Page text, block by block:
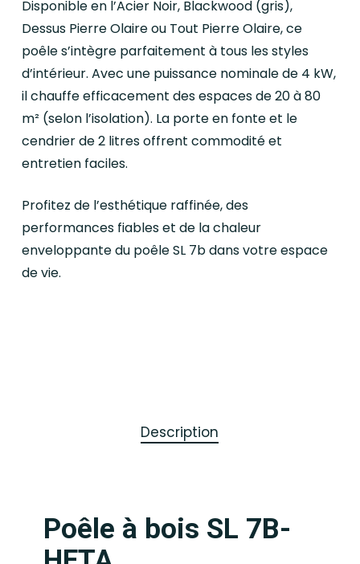
Disponible en l’Acier Noir, Blackwood (gris),
Dessus Pierre Olaire ou Tout Pierre Olaire, ce
poêle s’intègre parfaitement à tous les styles
d’intérieur. Avec une puissance nominale de 4 kW,
il chauffe efficacement des espaces de 20 à 80
m² (selon l’isolation). La porte en fonte et le
cendrier de 2 litres offrent commodité et
entretien faciles.
Profitez de l’esthétique raffinée, des
performances fiables et de la chaleur
enveloppante du poêle SL 7b dans votre espace
de vie.
Description
Poêle à bois SL 7B-